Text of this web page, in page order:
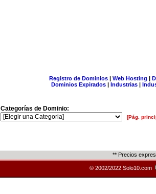
Registro de Dominios| Web Hosting |
Dominios Expirados | Industrias |
Categorías de Dominio:
[Pág.
** Precios
© 2002/2022 Solo10.com